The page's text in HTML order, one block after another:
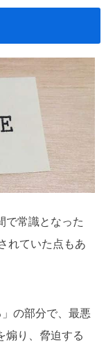
で常識となった
れていた点もあ
の部分で、最悪
煽り、脅迫する